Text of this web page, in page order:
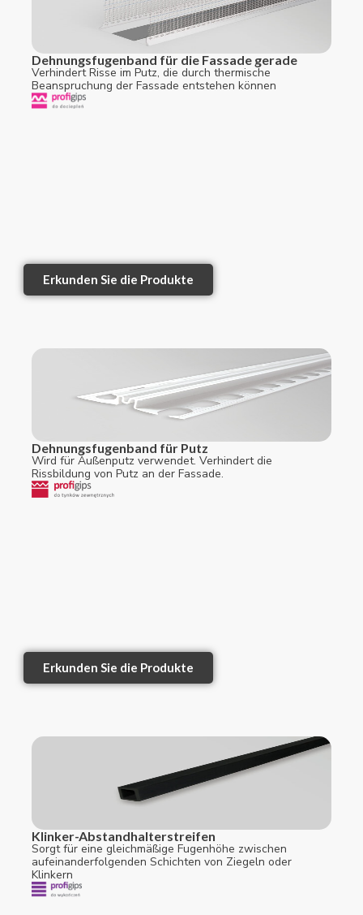
Dehnungsfugenband für die Fassade gerade
Verhindert Risse im Putz, die durch thermische
Beanspruchung der Fassade entstehen können
Erkunden Sie die Produkte
Dehnungsfugenband für Putz
Wird für Außenputz verwendet. Verhindert die
Rissbildung von Putz an der Fassade.
Erkunden Sie die Produkte
Klinker-Abstandhalterstreifen
Sorgt für eine gleichmäßige Fugenhöhe zwischen
aufeinanderfolgenden Schichten von Ziegeln oder
Klinkern